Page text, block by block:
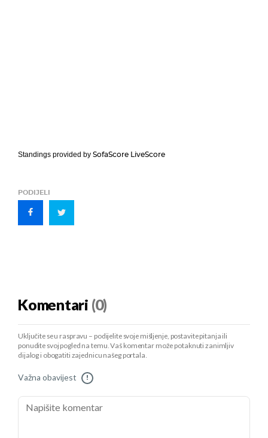
Standings provided by SofaScore LiveScore
PODIJELI
Komentari (0)
Uključite se u raspravu – podijelite svoje mišljenje, postavite pitanja ili
ponudite svoj pogled na temu. Vaš komentar može potaknuti zanimljiv
dijalog i obogatiti zajednicu našeg portala.
Važna obavijest !